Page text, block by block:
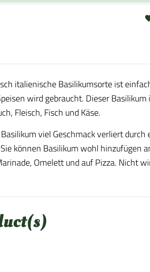
italienische Basilikumsorte ist
wird gebraucht. Dieser
Fleisch, Fisch und Käse.
viel Geschmack verliert durch
können Basilikum wohl hinzufügen
Omelett und auf Pizza. Nicht